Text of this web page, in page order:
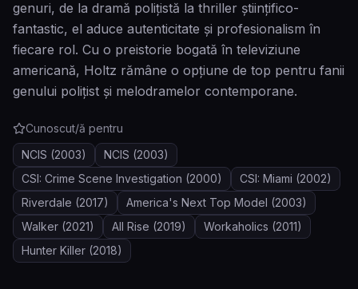
genuri, de la dramă polițistă la thriller științifico-
fantastic, el aduce autenticitate și profesionalism în
fiecare rol. Cu o preistorie bogată în televiziune
americană, Holtz rămâne o opțiune de top pentru fanii
genului polițist și melodramelor contemporane.
Cunoscut/ă pentru
NCIS (2003) NCIS (2003)
CSI: Crime Scene Investigation (2000) CSI: Miami (2002)
Riverdale (2017) America's Next Top Model (2003)
Walker (2021) All Rise (2019) Workaholics (2011)
Hunter Killer (2018)